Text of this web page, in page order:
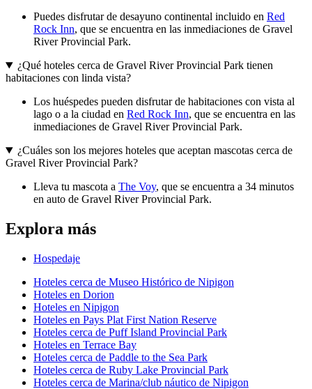
Puedes disfrutar de desayuno continental incluido en Red
Rock Inn, que se encuentra en las inmediaciones de Gravel
River Provincial Park.
¿Qué hoteles cerca de Gravel River Provincial Park tienen
habitaciones con linda vista?
Los huéspedes pueden disfrutar de habitaciones con vista al
lago o a la ciudad en Red Rock Inn, que se encuentra en las
inmediaciones de Gravel River Provincial Park.
¿Cuáles son los mejores hoteles que aceptan mascotas cerca de
Gravel River Provincial Park?
Lleva tu mascota a The Voy, que se encuentra a 34 minutos
en auto de Gravel River Provincial Park.
Explora más
Hospedaje
Hoteles cerca de Museo Histórico de Nipigon
Hoteles en Dorion
Hoteles en Nipigon
Hoteles en Pays Plat First Nation Reserve
Hoteles cerca de Puff Island Provincial Park
Hoteles en Terrace Bay
Hoteles cerca de Paddle to the Sea Park
Hoteles cerca de Ruby Lake Provincial Park
Hoteles cerca de Marina/club náutico de Nipigon